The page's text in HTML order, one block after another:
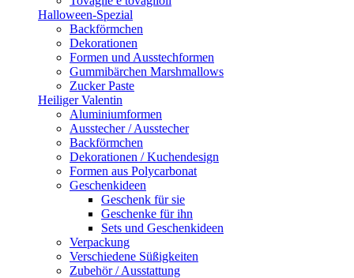
Halloween-Spezial
Backförmchen
Dekorationen
Formen und Ausstechformen
Gummibärchen Marshmallows
Zucker Paste
Heiliger Valentin
Aluminiumformen
Ausstecher / Ausstecher
Backförmchen
Dekorationen / Kuchendesign
Formen aus Polycarbonat
Geschenkideen
Geschenk für sie
Geschenke für ihn
Sets und Geschenkideen
Verpackung
Verschiedene Süßigkeiten
Zubehör / Ausstattung